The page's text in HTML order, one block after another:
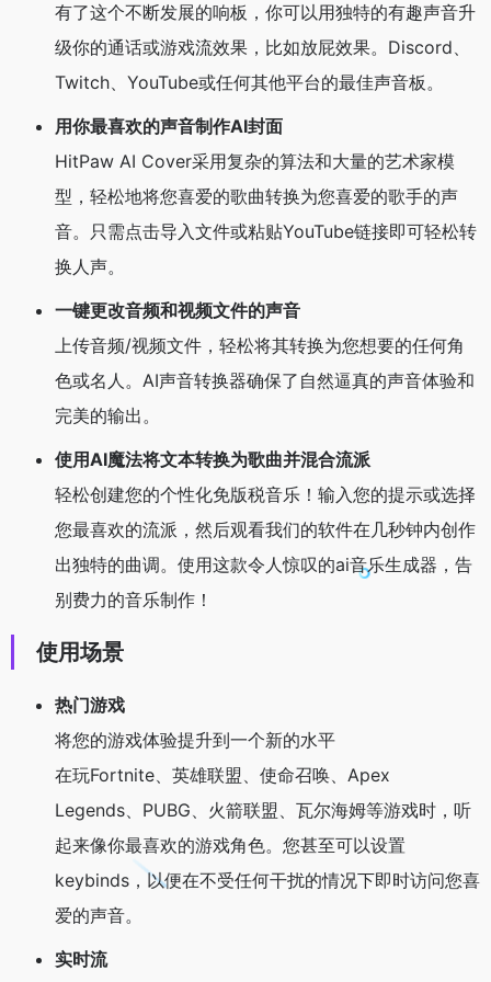
有了这个不断发展的响板，你可以用独特的有趣声音升
级你的通话或游戏流效果，比如放屁效果。Discord、
Twitch、YouTube或任何其他平台的最佳声音板。
用你最喜欢的声音制作AI封面
HitPaw AI Cover采用复杂的算法和大量的艺术家模
型，轻松地将您喜爱的歌曲转换为您喜爱的歌手的声
音。只需点击导入文件或粘贴YouTube链接即可轻松转
换人声。
一键更改音频和视频文件的声音
上传音频/视频文件，轻松将其转换为您想要的任何角
色或名人。AI声音转换器确保了自然逼真的声音体验和
完美的输出。
使用AI魔法将文本转换为歌曲并混合流派
轻松创建您的个性化免版税音乐！输入您的提示或选择
您最喜欢的流派，然后观看我们的软件在几秒钟内创作
出独特的曲调。使用这款令人惊叹的ai音乐生成器，告
别费力的音乐制作！
使用场景
热门游戏
将您的游戏体验提升到一个新的水平
在玩Fortnite、英雄联盟、使命召唤、Apex
Legends、PUBG、火箭联盟、瓦尔海姆等游戏时，听
起来像你最喜欢的游戏角色。您甚至可以设置
keybinds，以便在不受任何干扰的情况下即时访问您喜
爱的声音。
实时流